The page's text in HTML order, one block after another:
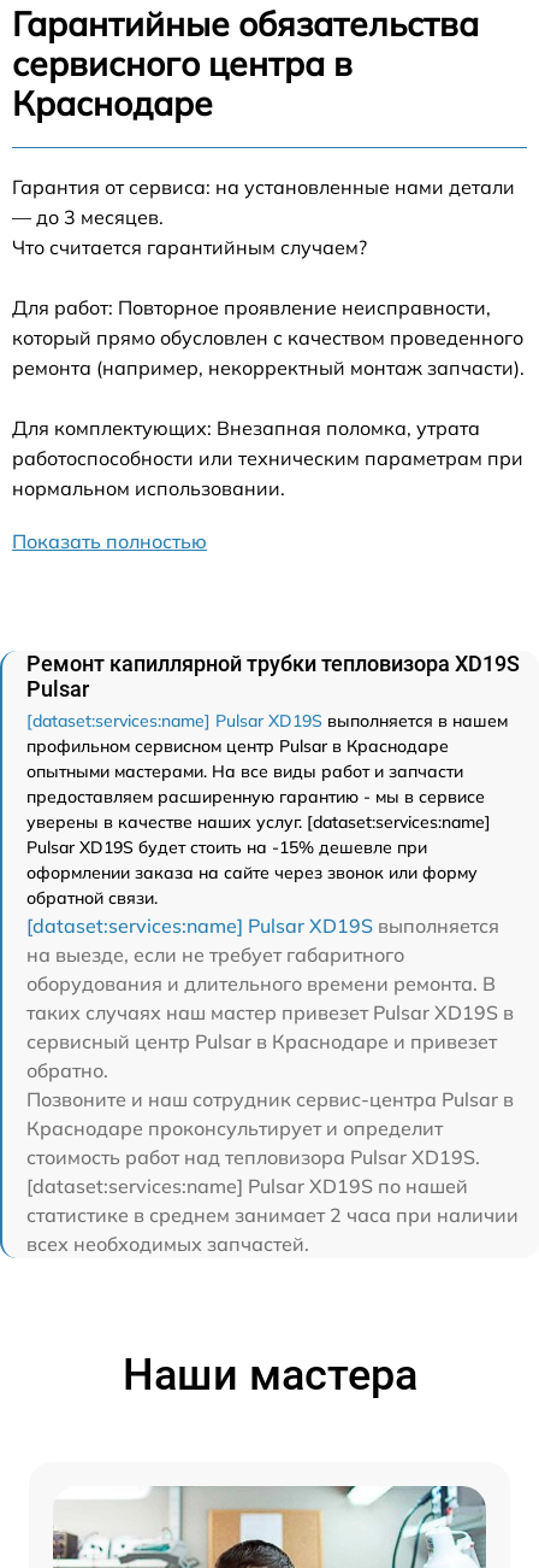
Гарантийные обязательства
сервисного центра в
Краснодаре
Гарантия от сервиса: на установленные нами детали
— до 3 месяцев.
Что считается гарантийным случаем?
Для работ: Повторное проявление неисправности,
который прямо обусловлен с качеством проведенного
ремонта (например, некорректный монтаж запчасти).
Для комплектующих: Внезапная поломка, утрата
работоспособности или техническим параметрам при
нормальном использовании.
Показать полностью
Ремонт капиллярной трубки тепловизора XD19S
Pulsar
[dataset:services:name] Pulsar XD19S выполняется в нашем
профильном сервисном центр Pulsar в Краснодаре
опытными мастерами. На все виды работ и запчасти
предоставляем расширенную гарантию - мы в сервисе
уверены в качестве наших услуг. [dataset:services:name]
Pulsar XD19S будет стоить на -15% дешевле при
оформлении заказа на сайте через звонок или форму
обратной связи.
[dataset:services:name] Pulsar XD19S выполняется
на выезде, если не требует габаритного
оборудования и длительного времени ремонта. В
таких случаях наш мастер привезет Pulsar XD19S в
сервисный центр Pulsar в Краснодаре и привезет
обратно.
Позвоните и наш сотрудник сервис-центра Pulsar в
Краснодаре проконсультирует и определит
стоимость работ над тепловизора Pulsar XD19S.
[dataset:services:name] Pulsar XD19S по нашей
статистике в среднем занимает 2 часа при наличии
всех необходимых запчастей.
Наши мастера